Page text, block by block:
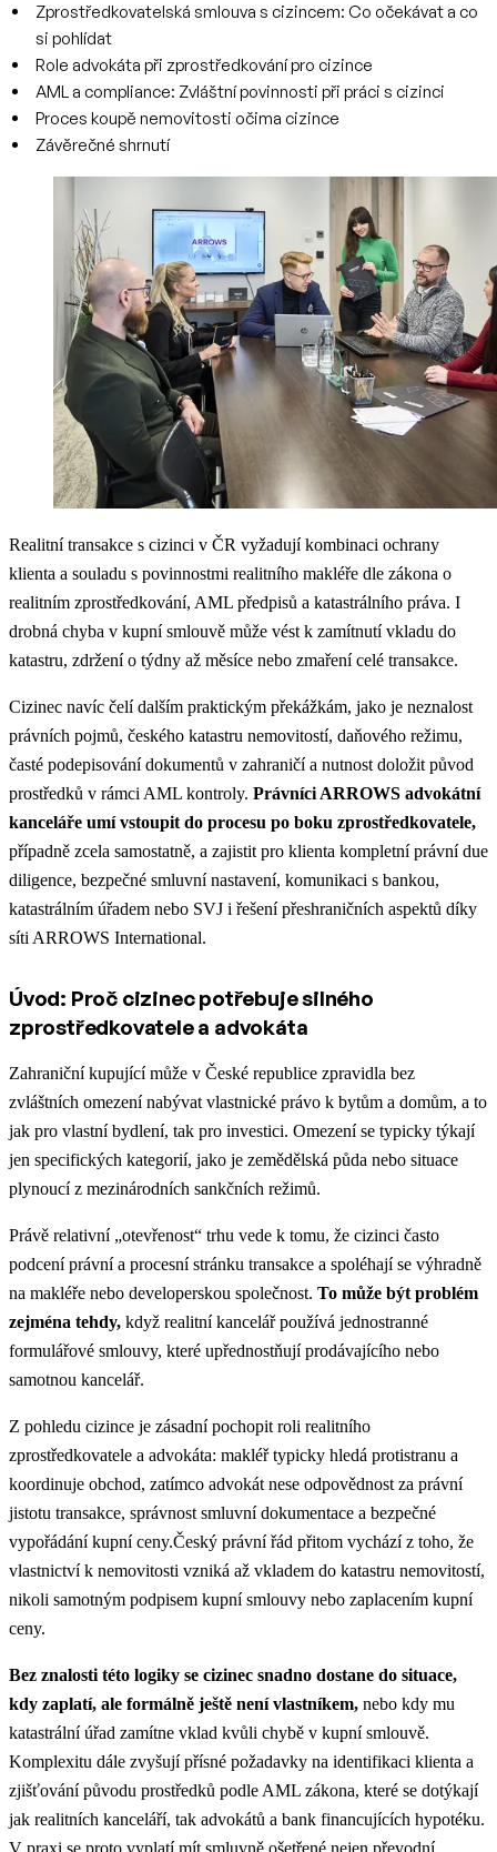
Zprostředkovatelská smlouva s cizincem: Co očekávat a co
si pohlídat
Role advokáta při zprostředkování pro cizince
AML a compliance: Zvláštní povinnosti při práci s cizinci
Proces koupě nemovitosti očima cizince
Závěrečné shrnutí
Realitní transakce s cizinci v ČR vyžadují kombinaci ochrany
klienta a souladu s povinnostmi realitního makléře dle zákona o
realitním zprostředkování, AML předpisů a katastrálního práva. I
drobná chyba v kupní smlouvě může vést k zamítnutí vkladu do
katastru, zdržení o týdny až měsíce nebo zmaření celé transakce.
Cizinec navíc čelí dalším praktickým překážkám, jako je neznalost
právních pojmů, českého katastru nemovitostí, daňového režimu,
časté podepisování dokumentů v zahraničí a nutnost doložit původ
prostředků v rámci AML kontroly. Právníci ARROWS advokátní
kanceláře umí vstoupit do procesu po boku zprostředkovatele,
případně zcela samostatně, a zajistit pro klienta kompletní právní due
diligence, bezpečné smluvní nastavení, komunikaci s bankou,
katastrálním úřadem nebo SVJ i řešení přeshraničních aspektů díky
síti ARROWS International.
Úvod: Proč cizinec potřebuje silného
zprostředkovatele a advokáta
Zahraniční kupující může v České republice zpravidla bez
zvláštních omezení nabývat vlastnické právo k bytům a domům, a to
jak pro vlastní bydlení, tak pro investici. Omezení se typicky týkají
jen specifických kategorií, jako je zemědělská půda nebo situace
plynoucí z mezinárodních sankčních režimů.
Právě relativní „otevřenost“ trhu vede k tomu, že cizinci často
podcení právní a procesní stránku transakce a spoléhají se výhradně
na makléře nebo developerskou společnost. To může být problém
zejména tehdy, když realitní kancelář používá jednostranné
formulářové smlouvy, které upřednostňují prodávajícího nebo
samotnou kancelář.
Z pohledu cizince je zásadní pochopit roli realitního
zprostředkovatele a advokáta: makléř typicky hledá protistranu a
koordinuje obchod, zatímco advokát nese odpovědnost za právní
jistotu transakce, správnost smluvní dokumentace a bezpečné
vypořádání kupní ceny.Český právní řád přitom vychází z toho, že
vlastnictví k nemovitosti vzniká až vkladem do katastru nemovitostí,
nikoli samotným podpisem kupní smlouvy nebo zaplacením kupní
ceny.
Bez znalosti této logiky se cizinec snadno dostane do situace,
kdy zaplatí, ale formálně ještě není vlastníkem, nebo kdy mu
katastrální úřad zamítne vklad kvůli chybě v kupní smlouvě.
Komplexitu dále zvyšují přísné požadavky na identifikaci klienta a
zjišťování původu prostředků podle AML zákona, které se dotýkají
jak realitních kanceláří, tak advokátů a bank financujících hypotéku.
V praxi se proto vyplatí mít smluvně ošetřené nejen převodní